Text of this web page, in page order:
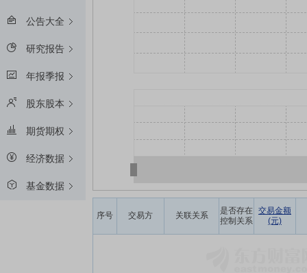
公告大全
研究报告
年报季报
股东股本
期货期权
经济数据
基金数据
序号 交易方 关联关系
是否存在
控制关系
交易金额
(元)